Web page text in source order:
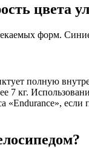
цвета
форм.
полную
7 кг.
«Endurance»,